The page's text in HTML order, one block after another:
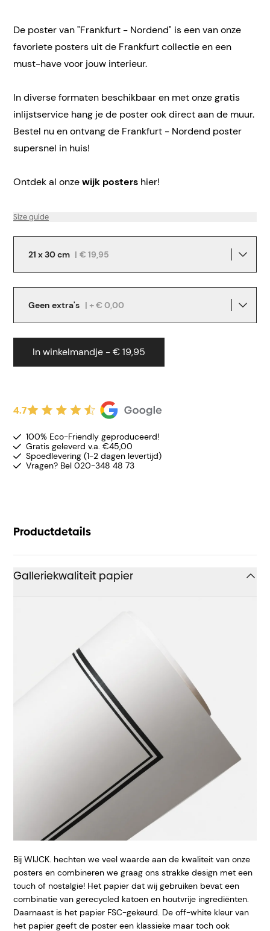
De poster van "Frankfurt - Nordend" is een van onze
favoriete posters uit de Frankfurt collectie en een
must-have voor jouw interieur.
In diverse formaten beschikbaar en met onze gratis
inlijstservice hang je de poster ook direct aan de muur.
Bestel nu en ontvang de Frankfurt - Nordend poster
supersnel in huis!
Ontdek al onzewijk posters hier!
Size guide
21 x 30 cm | € 19,95
Geen extra's | + € 0,00
In winkelmandje - € 19,95
4.7
100% Eco-Friendly geproduceerd!
Gratis geleverd v.a. €45,00
Spoedlevering (1-2 dagen levertijd)
Vragen? Bel 020-348 48 73
Productdetails
Galleriekwaliteit papier
Bij WIJCK. hechten we veel waarde aan de kwaliteit van onze
posters en combineren we graag ons strakke design met een
touch of nostalgie! Het papier dat wij gebruiken bevat een
combinatie van gerecycled katoen en houtvrije ingrediënten.
Daarnaast is het papier FSC-gekeurd. De off-white kleur van
het papier geeft de poster een klassieke maar toch ook